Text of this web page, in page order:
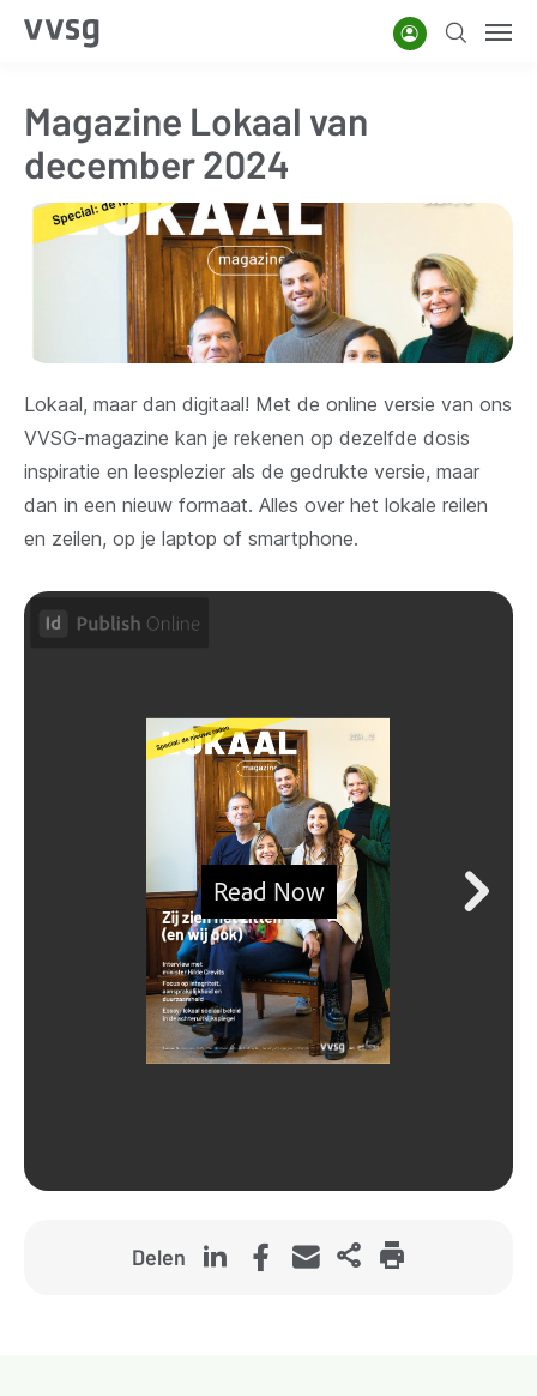
Overslaan
inhoud
gaan
AccountZoeken
Magazine Lokaal van
december 2024
Lokaal, maar dan digitaal! Met de online versie van ons
VVSG-magazine kan je rekenen op dezelfde dosis
inspiratie en leesplezier als de gedrukte versie, maar
dan in een nieuw formaat. Alles over het lokale reilen
en zeilen, op je laptop of smartphone.
Delen